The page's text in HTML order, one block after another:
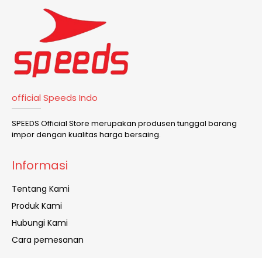
official Speeds Indo
SPEEDS Official Store merupakan produsen tunggal barang
impor dengan kualitas harga bersaing.
Informasi
Tentang Kami
Produk Kami
Hubungi Kami
Cara pemesanan